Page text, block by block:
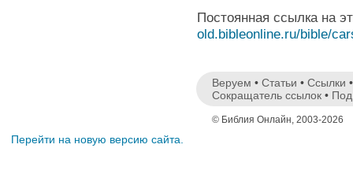
Постоянная ссылка на
old.bibleonline.ru/bible/
Веруем • Статьи • Ссылки
Сокращатель ссылок •
© Библия Онлайн, 2003-2026
Перейти на новую версию сайта.